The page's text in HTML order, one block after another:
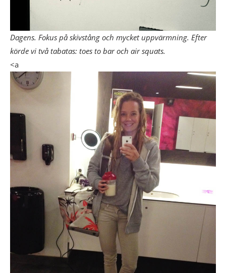
Dagens. Fokus på skivstång och mycket uppvärmning. Efter
körde vi två tabatas: toes to bar och air squats.
<a